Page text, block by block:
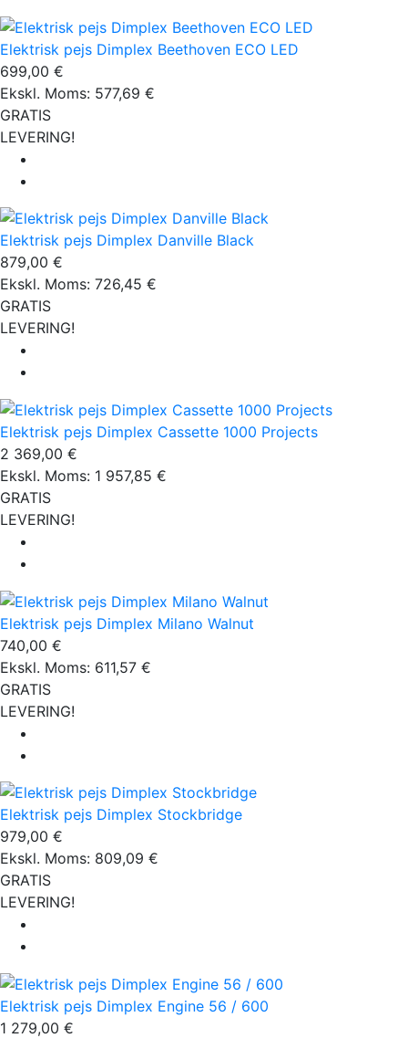
Elektrisk pejs Dimplex Beethoven ECO LED
699,00 €
Ekskl. Moms: 577,69 €
GRATIS
LEVERING!
Elektrisk pejs Dimplex Danville Black
879,00 €
Ekskl. Moms: 726,45 €
GRATIS
LEVERING!
Elektrisk pejs Dimplex Cassette 1000 Projects
2 369,00 €
Ekskl. Moms: 1 957,85 €
GRATIS
LEVERING!
Elektrisk pejs Dimplex Milano Walnut
740,00 €
Ekskl. Moms: 611,57 €
GRATIS
LEVERING!
Elektrisk pejs Dimplex Stockbridge
979,00 €
Ekskl. Moms: 809,09 €
GRATIS
LEVERING!
Elektrisk pejs Dimplex Engine 56 / 600
1 279,00 €